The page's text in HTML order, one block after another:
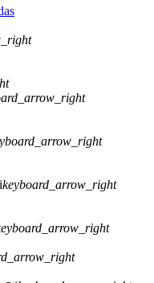
keyboard_arrow_right